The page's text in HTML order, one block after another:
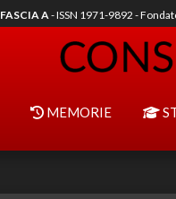
FASCIA A- ISSN 1971-9892 -
MEMORIE